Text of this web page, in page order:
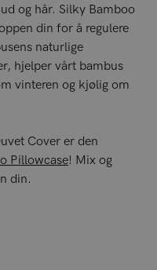
og hår. Silky Bamboo
din for å regulere
naturlige
hjelper vårt bambus
vinteren og kjølig om
Cover er den
Pillowcase! Mix og
din.
av 100% Bamboo